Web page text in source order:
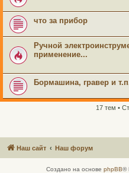
что за прибор
Ручной
применение...
Бормашина, гравер и
17 тем •
Наш сайт Наш форум
Создано на основе phpBB®